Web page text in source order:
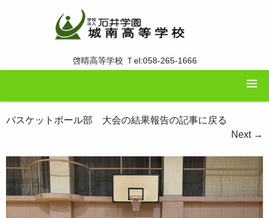
啓晴高等学校 Ｔel:058-265-1666
バスケットボール部 大会の結果報告の記事に戻る
Next →